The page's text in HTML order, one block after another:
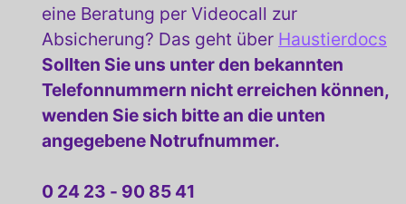
eine Beratung per Videocall zur
Absicherung? Das geht über Haustierdocs
Sollten Sie uns unter den bekannten
Telefonnummern nicht erreichen können,
wenden Sie sich bitte an die unten
angegebene Notrufnummer.
0 24 23 - 90 85 41